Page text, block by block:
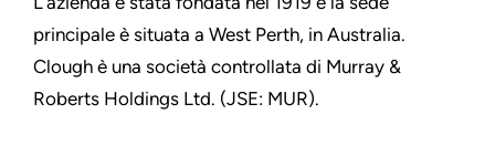
principale è situata a West Perth, in Australia.
Clough è una società controllata di Murray &
Roberts Holdings Ltd. (JSE: MUR).